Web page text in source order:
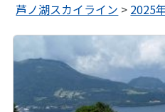
芦ノ湖スカイライン > 2025